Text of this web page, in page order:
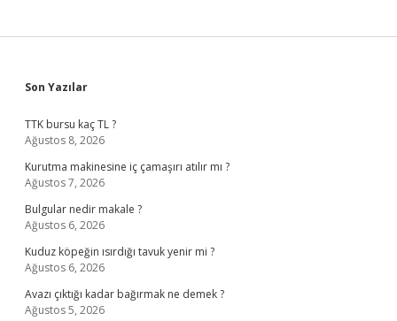
Sidebar
Son Yazılar
TTK bursu kaç TL ?
Ağustos 8, 2026
Kurutma makinesine iç çamaşırı atılır mı ?
Ağustos 7, 2026
Bulgular nedir makale ?
Ağustos 6, 2026
Kuduz köpeğin ısırdığı tavuk yenir mi ?
Ağustos 6, 2026
Avazı çıktığı kadar bağırmak ne demek ?
Ağustos 5, 2026